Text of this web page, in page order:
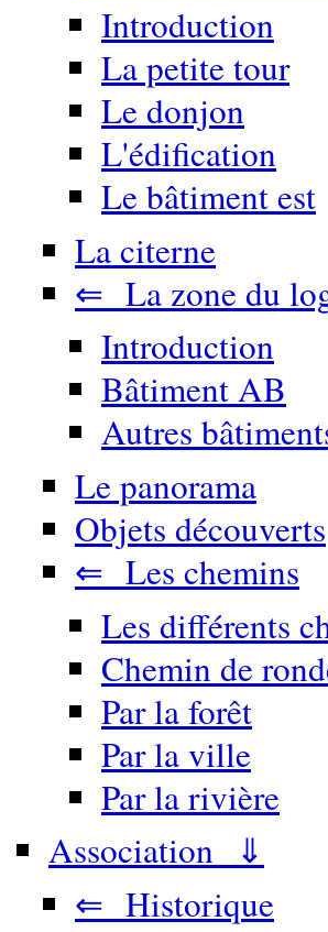
Introduction
La petite tour
Le donjon
L'édification
Le bâtiment est
La citerne
⇐ La zone du
Introduction
Bâtiment AB
Autres
Le panorama
Objets découverts
⇐ Les chemins
Les différents
Chemin de
Par la forêt
Par la ville
Par la rivière
Association ⇓
⇐ Historique